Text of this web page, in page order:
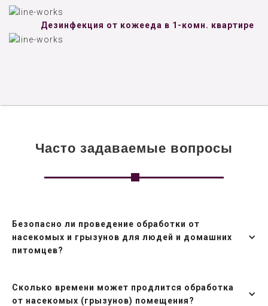
Дезинфекция от кожееда в 1-комн. квартире
Часто задаваемые вопросы
Безопасно ли проведение обработки от
насекомых и грызунов для людей и домашних
питомцев?
Сколько времени может продлится обработка
от насекомых (грызунов) помещения?